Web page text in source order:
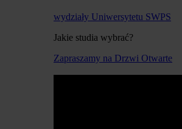
wydziały Uniwersytetu SWPS
Jakie studia wybrać?
Zapraszamy na Drzwi Otwarte